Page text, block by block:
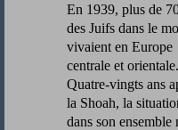
En 1939, plus de
des Juifs dans le
vivaient en Europe
centrale et orientale.
Quatre-vingts ans
la Shoah, la
dans son ensemble